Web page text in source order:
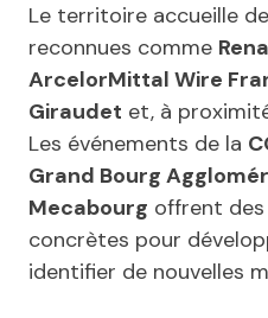
Le territoire accueille
reconnues comme
ArcelorMittal Wire
Giraudet et, à
Les événements de la
Grand Bourg
Mecabourg offrent
concrètes pour
identifier de nouvelles